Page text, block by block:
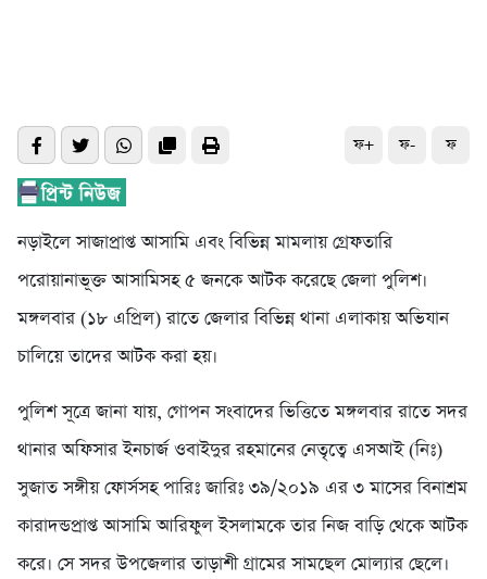
ফ+ ফ- ফ
নড়াইলে সাজাপ্রাপ্ত আসামি এবং বিভিন্ন মামলায় গ্রেফতারি
পরোয়ানাভূক্ত আসামিসহ ৫ জনকে আটক করেছে জেলা পুলিশ।
মঙ্গলবার (১৮ এপ্রিল) রাতে জেলার বিভিন্ন থানা এলাকায় অভিযান
চালিয়ে তাদের আটক করা হয়।
পুলিশ সূত্রে জানা যায়, গোপন সংবাদের ভিত্তিতে মঙ্গলবার রাতে সদর
থানার অফিসার ইনচার্জ ওবাইদুর রহমানের নেতৃত্বে এসআই (নিঃ)
সুজাত সঙ্গীয় ফোর্সসহ পারিঃ জারিঃ ৩৯/২০১৯ এর ৩ মাসের বিনাশ্রম
কারাদন্ডপ্রাপ্ত আসামি আরিফুল ইসলামকে তার নিজ বাড়ি থেকে আটক
করে। সে সদর উপজেলার তাড়াশী গ্রামের সামছেল মোল্যার ছেলে।